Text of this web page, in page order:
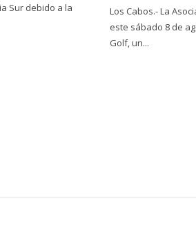
Sur debido a la
Los Cabos.- La
este sábado 8 de
Golf, un...